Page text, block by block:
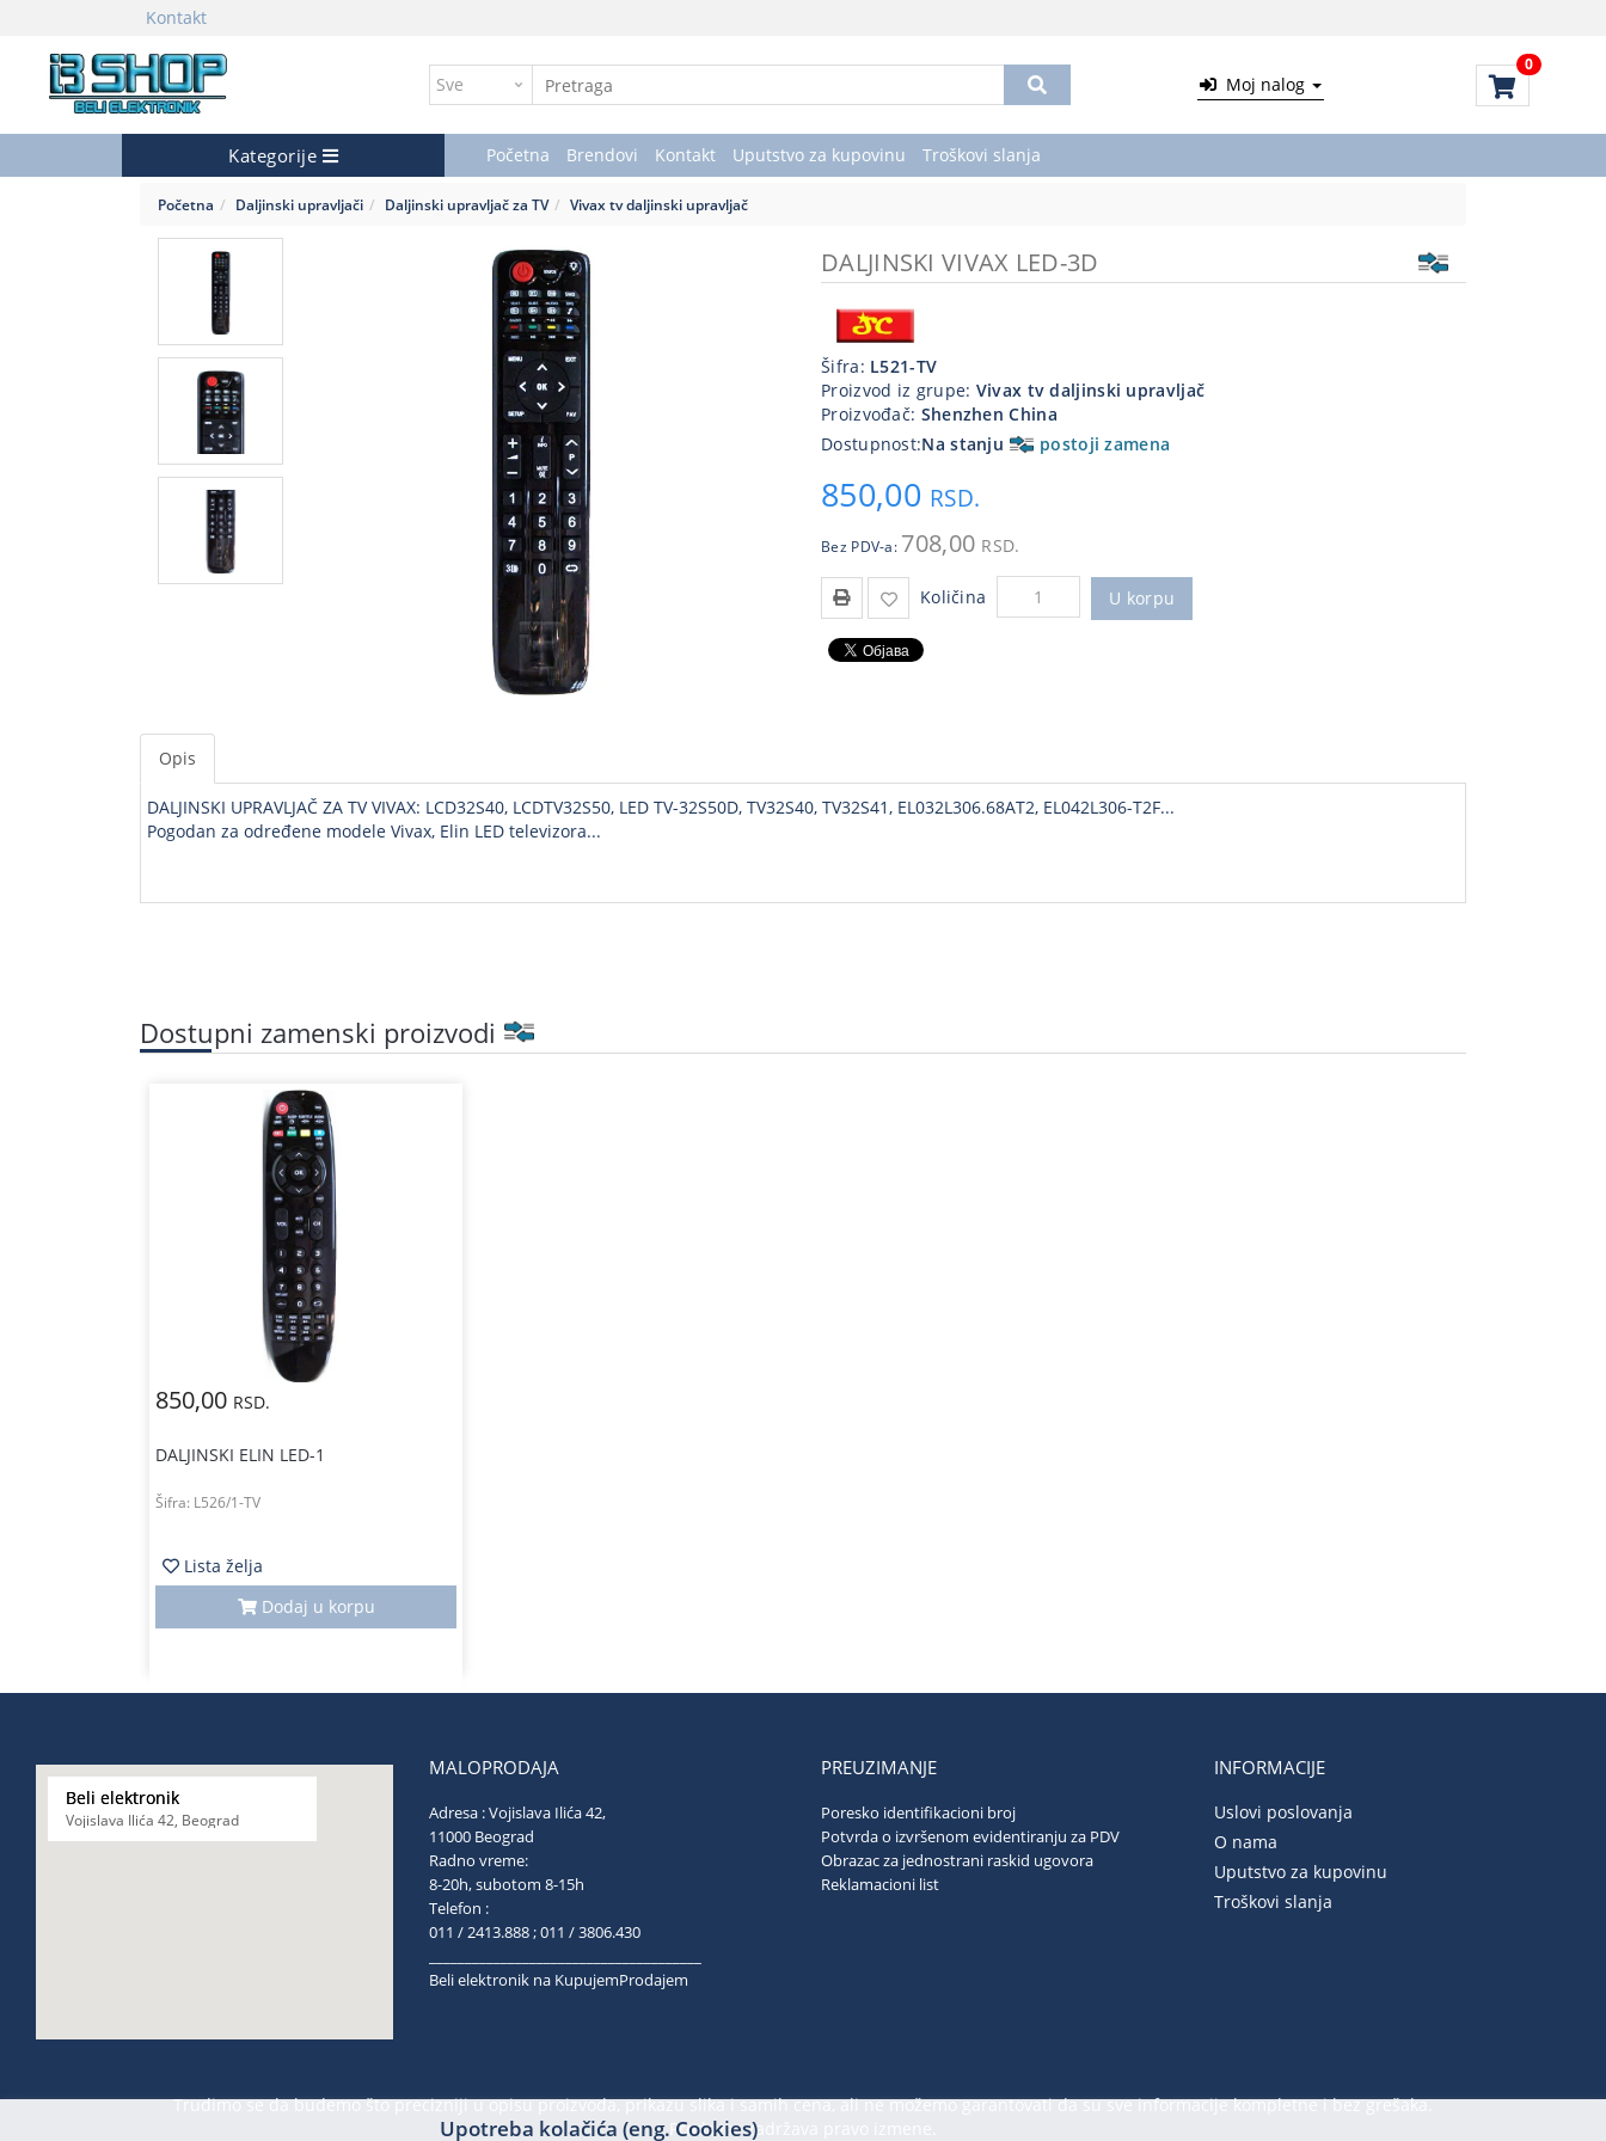
Kontakt
Moj nalog
0
Kategorije Početna Brendovi Kontakt Uputstvo za kupovinu Troškovi slanja
Početna Daljinski upravljači Daljinski upravljač za TV Vivax tv daljinski upravljač
DALJINSKI VIVAX LED-3D
Šifra: L521-TV
Proizvod iz grupe: Vivax tv daljinski upravljač
Proizvođač: Shenzhen China
Dostupnost:Na stanju postoji zamena
850,00 RSD.
Bez PDV-a: 708,00 RSD.
Količina U korpu
Opis
DALJINSKI UPRAVLJAČ ZA TV VIVAX: LCD32S40, LCDTV32S50, LED TV-32S50D, TV32S40, TV32S41, EL032L306.68AT2, EL042L306-T2F...
Pogodan za određene modele Vivax, Elin LED televizora...
Dostupni zamenski proizvodi
850,00 RSD.
DALJINSKI ELIN LED-1
Šifra: L526/1-TV
Lista želja
Dodaj u korpu
Beli elektronik
Vojislava Ilića 42, Beograd
MALOPRODAJA
Adresa : Vojislava Ilića 42,
11000 Beograd
Radno vreme:
8-20h, subotom 8-15h
Telefon :
011 / 2413.888 ; 011 / 3806.430
Beli elektronik na KupujemProdajem
PREUZIMANJE
Poresko identifikacioni broj
Potvrda o izvršenom evidentiranju za PDV
Obrazac za jednostrani raskid ugovora
Reklamacioni list
INFORMACIJE
Uslovi poslovanja
O nama
Uputstvo za kupovinu
Troškovi slanja
Trudimo se da budemo što precizniji u opisu proizvoda, prikazu slika i samih cena, ali ne možemo garantovati da su sve informacije kompletne i bez grešaka.
Prodavac zadržava pravo izmene.
Upotreba kolačića (eng. Cookies)